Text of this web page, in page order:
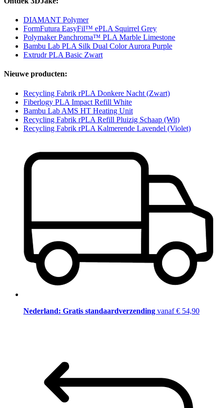
DIAMANT Polymer
FormFutura EasyFil™ ePLA Squirrel Grey
Polymaker Panchroma™ PLA Marble Limestone
Bambu Lab PLA Silk Dual Color Aurora Purple
Extrudr PLA Basic Zwart
Nieuwe producten:
Recycling Fabrik rPLA Donkere Nacht (Zwart)
Fiberlogy PLA Impact Refill White
Bambu Lab AMS HT Heating Unit
Recycling Fabrik rPLA Refill Pluizig Schaap (Wit)
Recycling Fabrik rPLA Kalmerende Lavendel (Violet)
Nederland: Gratis standaardverzending vanaf € 54,90